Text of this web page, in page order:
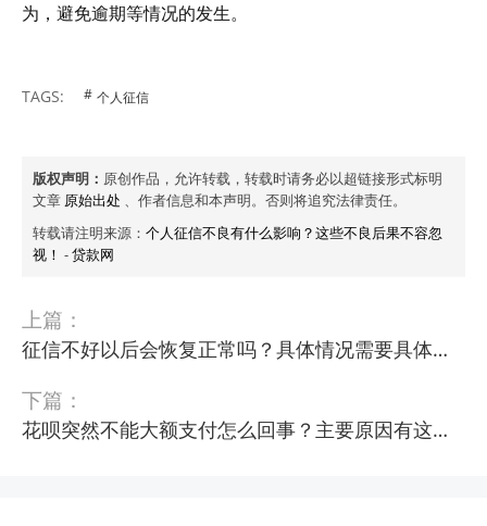
为，避免逾期等情况的发生。
TAGS: 个人征信
版权声明： 原创作品，允许转载，转载时请务必以超链接形式标明
文章 原始出处 、作者信息和本声明。否则将追究法律责任。
转载请注明来源： 个人征信不良有什么影响？这些不良后果不容忽
视！ -贷款网
上篇：
征信不好以后会恢复正常吗？具体情况需要具体分析！
下篇：
花呗突然不能大额支付怎么回事？主要原因有这些！